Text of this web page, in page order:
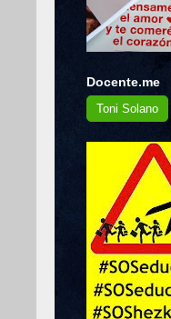
Docente.me
Toni Solano